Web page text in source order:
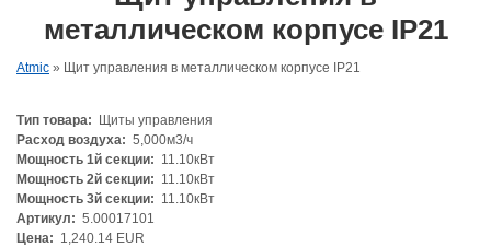
металлическом корпусе IP21
Atmic » Щит управления в металлическом корпусе IP21
Тип товара:
Щиты управления
Расход воздуха: 5,000м3/ч
Мощность 1й секции: 11.10кВт
Мощность 2й секции: 11.10кВт
Мощность 3й секции: 11.10кВт
Артикул: 5.00017101
Цена: 1,240.14 EUR